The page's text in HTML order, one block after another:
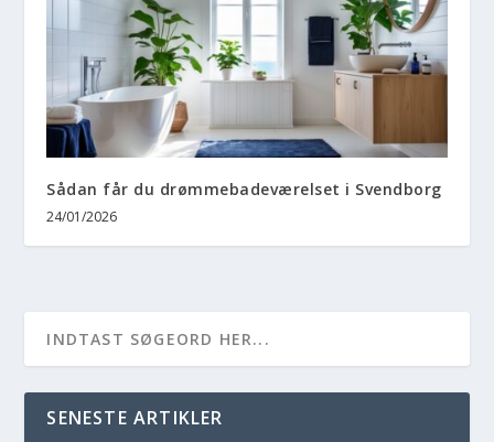
Sådan får du drømmebadeværelset i Svendborg
24/01/2026
SENESTE ARTIKLER